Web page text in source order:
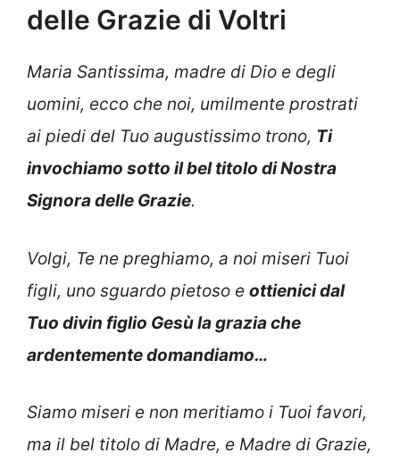
delle Grazie di Voltri
Maria Santissima, madre di Dio e degli
uomini, ecco che noi, umilmente prostrati
ai piedi del Tuo augustissimo trono, Ti
invochiamo sotto il bel titolo di Nostra
Signora delle Grazie.
Volgi, Te ne preghiamo, a noi miseri Tuoi
figli, uno sguardo pietoso e ottienici dal
Tuo divin figlio Gesù la grazia che
ardentemente domandiamo…
Siamo miseri e non meritiamo i Tuoi favori,
ma il bel titolo di Madre, e Madre di Grazie,